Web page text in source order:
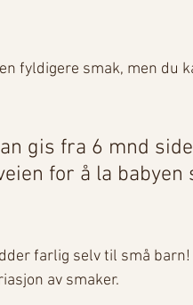
fyldigere smak, men du
gis fra 6 mnd
for å la babyen
farlig selv til små
av smaker.